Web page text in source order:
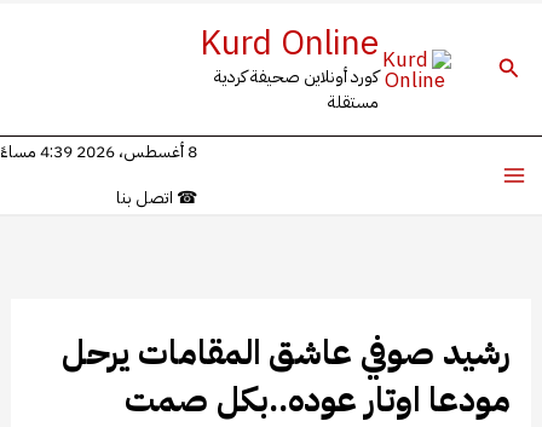
البحث Kurd Online
كورد أونلاين صحيفة كردية
مستقلة
8 أغسطس، 2026 4:39 مساءً
☎ اتصل بنا
رشيد صوفي عاشق المقامات يرحل
مودعا اوتار عوده..بكل صمت